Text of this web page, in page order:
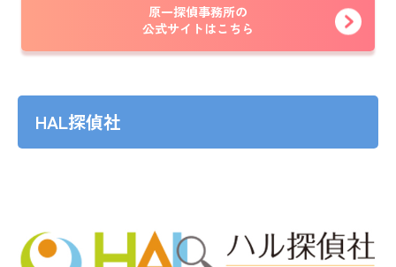
原一探偵事務所の
公式サイトはこちら
HAL探偵社